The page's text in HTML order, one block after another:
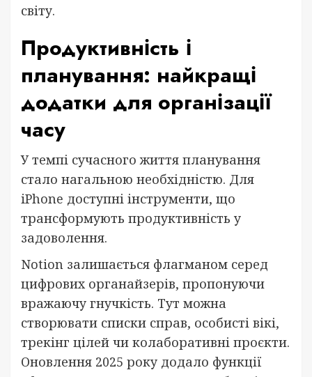
світу.
Продуктивність і
планування: найкращі
додатки для організації
часу
У темпі сучасного життя планування
стало нагальною необхідністю. Для
iPhone доступні інструменти, що
трансформують продуктивність у
задоволення.
Notion залишається флагманом серед
цифрових органайзерів, пропонуючи
вражаючу гнучкість. Тут можна
створювати списки справ, особисті вікі,
трекінг цілей чи колаборативні проєкти.
Оновлення 2025 року додало функції